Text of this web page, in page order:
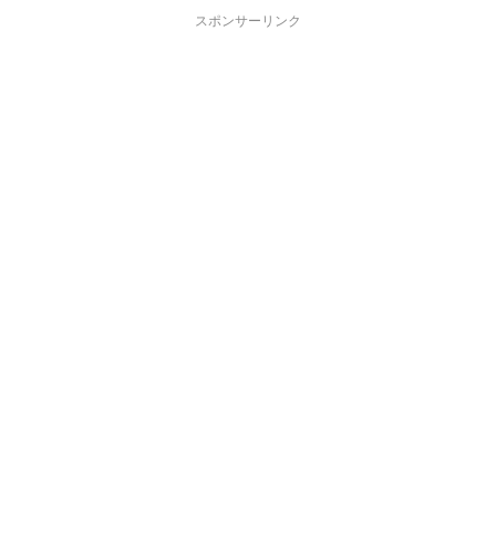
スポンサーリンク